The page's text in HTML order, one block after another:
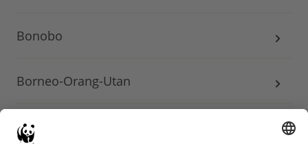
Bonobo
Borneo-Orang-Utan
Braunbär